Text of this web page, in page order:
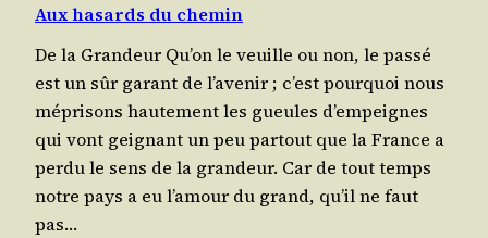
Aux hasards du chemin
De la Grandeur Qu’on le veuille ou non, le pas­sé
est un sûr garant de l’a­ve­nir ; c’est pour­quoi nous
mépri­sons hau­te­ment les gueules d’empeignes
qui vont gei­gnant un peu par­tout que la France a
per­du le sens de la grandeur. Car de tout temps
notre pays a eu l’a­mour du grand, qu’il ne faut
pas…